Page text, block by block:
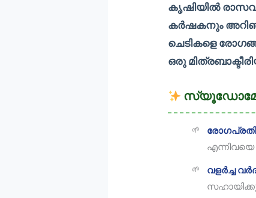
കൃഷിയിൽ
കർഷകനും
ചെടികളെ
ഒരു
വളർച്ച